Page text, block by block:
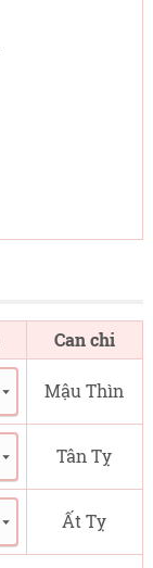
Can chi
Mậu Thìn
Tân Tỵ
Ất Tỵ